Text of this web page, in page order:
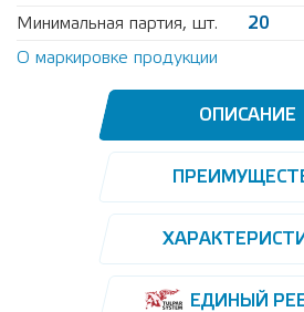
Минимальная партия, шт.
20
О маркировке продукции
ОПИСАНИЕ
ЕДИНЫЙ